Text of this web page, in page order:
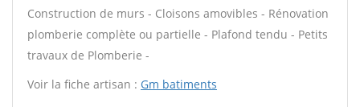
Construction de murs - Cloisons amovibles - Rénovation
plomberie complète ou partielle - Plafond tendu - Petits
travaux de Plomberie -
Voir la fiche artisan : Gm batiments